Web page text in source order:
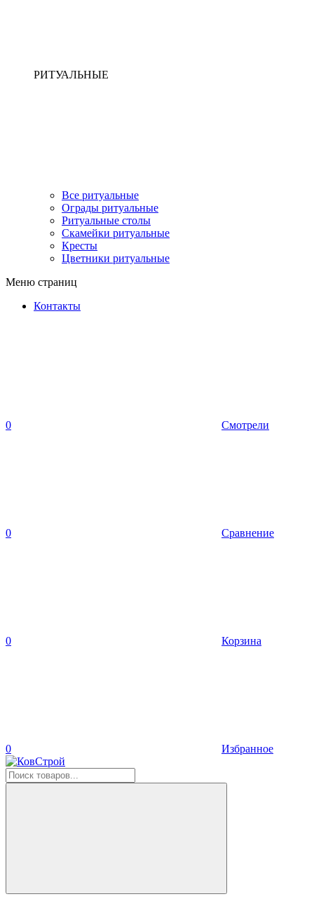
РИТУАЛЬНЫЕ
Все ритуальные
Ограды ритуальные
Ритуальные столы
Скамейки ритуальные
Кресты
Цветники ритуальные
Меню страниц
Контакты
0 Смотрели
0 Сравнение
0 Корзина
0 Избранное